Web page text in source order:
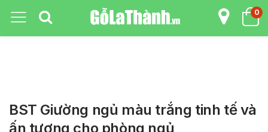
0
BST Giường ngủ màu trắng tinh tế và
ấn tượng cho phòng ngủ